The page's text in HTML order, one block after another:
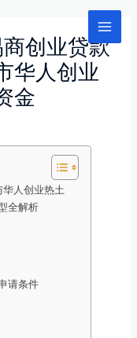
Main
创业贷款
华人创业
金
人创业热土
全解析
请条件